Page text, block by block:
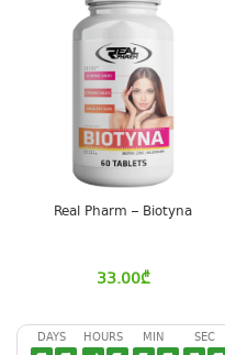
Real Pharm – Biotyna
33.00₾
DAYS HOURS MIN SEC